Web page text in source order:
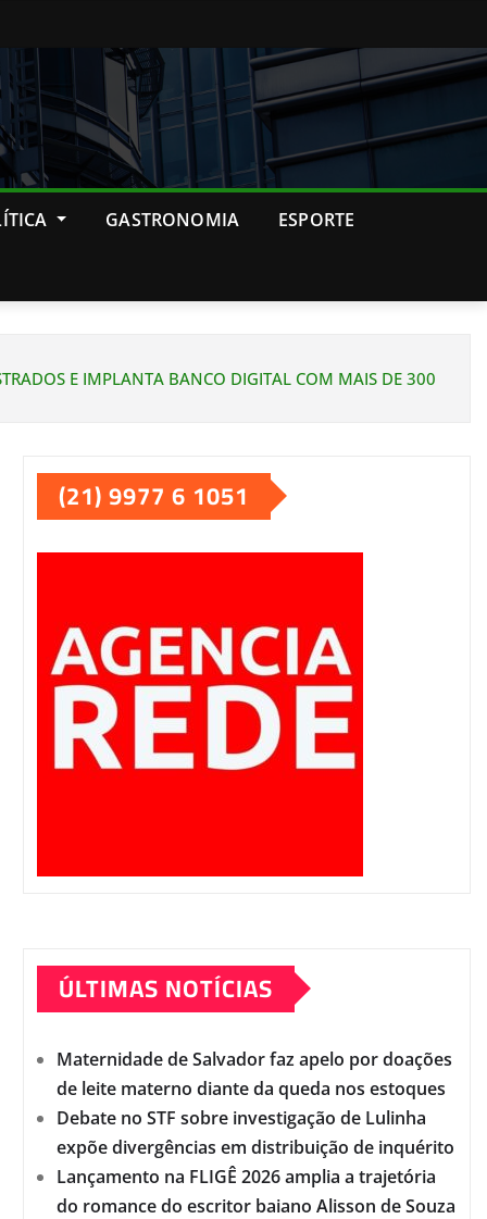
GASTRONOMIA ESPORTE
E IMPLANTA BANCO DIGITAL COM MAIS DE 300
(21) 9977 6 1051
ÚLTIMAS NOTÍCIAS
Maternidade de Salvador faz apelo por doações
de leite materno diante da queda nos estoques
Debate no STF sobre investigação de Lulinha
expõe divergências em distribuição de inquérito
Lançamento na FLIGÊ 2026 amplia a trajetória
do romance do escritor baiano Alisson de Souza